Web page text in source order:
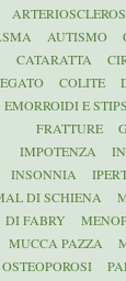
AUTISMO
CATARATTA
COLITE
EMORROIDI E
FRATTURE
IMPOTENZA
INSONNIA
DI SCHIENA
DI FABRY
MUCCA PAZZA
OSTEOPOROSI